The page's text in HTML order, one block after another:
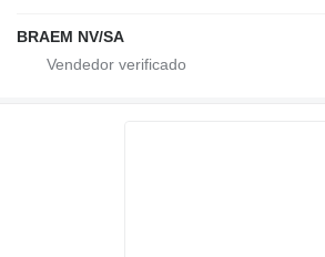
BRAEM NV/SA